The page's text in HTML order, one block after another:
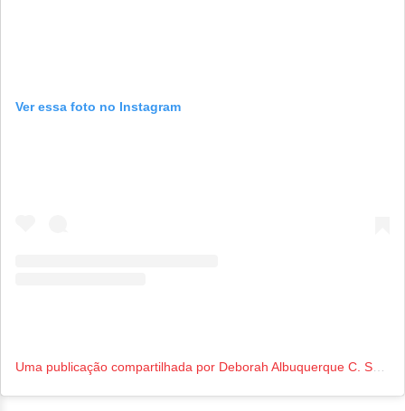
Ver essa foto no Instagram
Uma publicação compartilhada por Deborah Albuquerque C. Salomão (@albuquerquedeborah)